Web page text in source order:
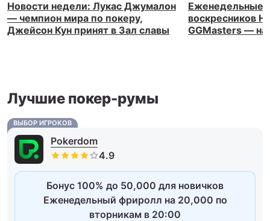
Новости недели: Лукас Джумалон
— чемпион мира по покеру,
Джейсон Кун принят в Зал славы
Еженедельные
воскресников
GGMasters — на
Лучшие покер-румы
ВЫБОР ИГРОКОВ
Pokerdom
Бонус 100% до 50,000 для новичков
Еженедельный фриролл на 20,000 по
вторникам в 20:00